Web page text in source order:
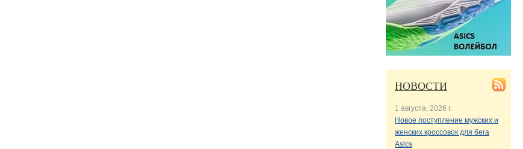
НОВОСТИ
1 августа, 2026 г.
Новое поступление мужских и
женских кроссовок для бега
Asics